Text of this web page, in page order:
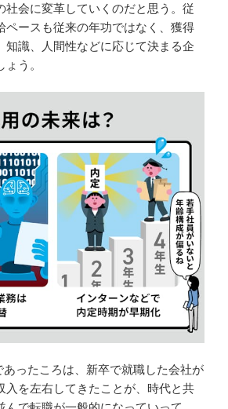
社会に変革していくのだと思う。従
ペースも従来の年功ではなく、獲得
知識、人間性などに応じて決まる企
う。
ったころは、新卒で就職した会社が
入を左右してきたことが、時代と共